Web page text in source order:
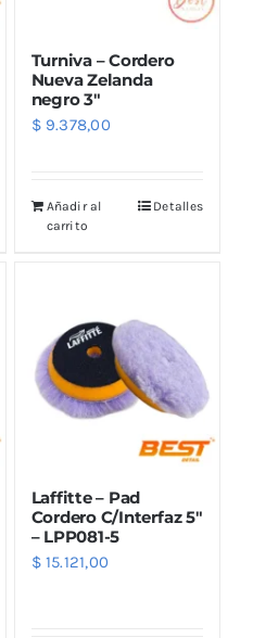
Turniva – Cordero
Nueva Zelanda
negro 3″
$9.378,00
Añadir al
carrito
Detalles
Laffitte – Pad
Cordero C/Interfaz 5″
– LPP081-5
$15.121,00